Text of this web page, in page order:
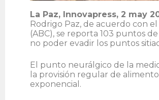
La Paz, Innovapress, 2 may
Rodrigo Paz, de acuerdo con
(ABC), se reporta 103 puntos
no poder evadir los puntos
El punto neurálgico de la
la provisión regular de
exponencial.